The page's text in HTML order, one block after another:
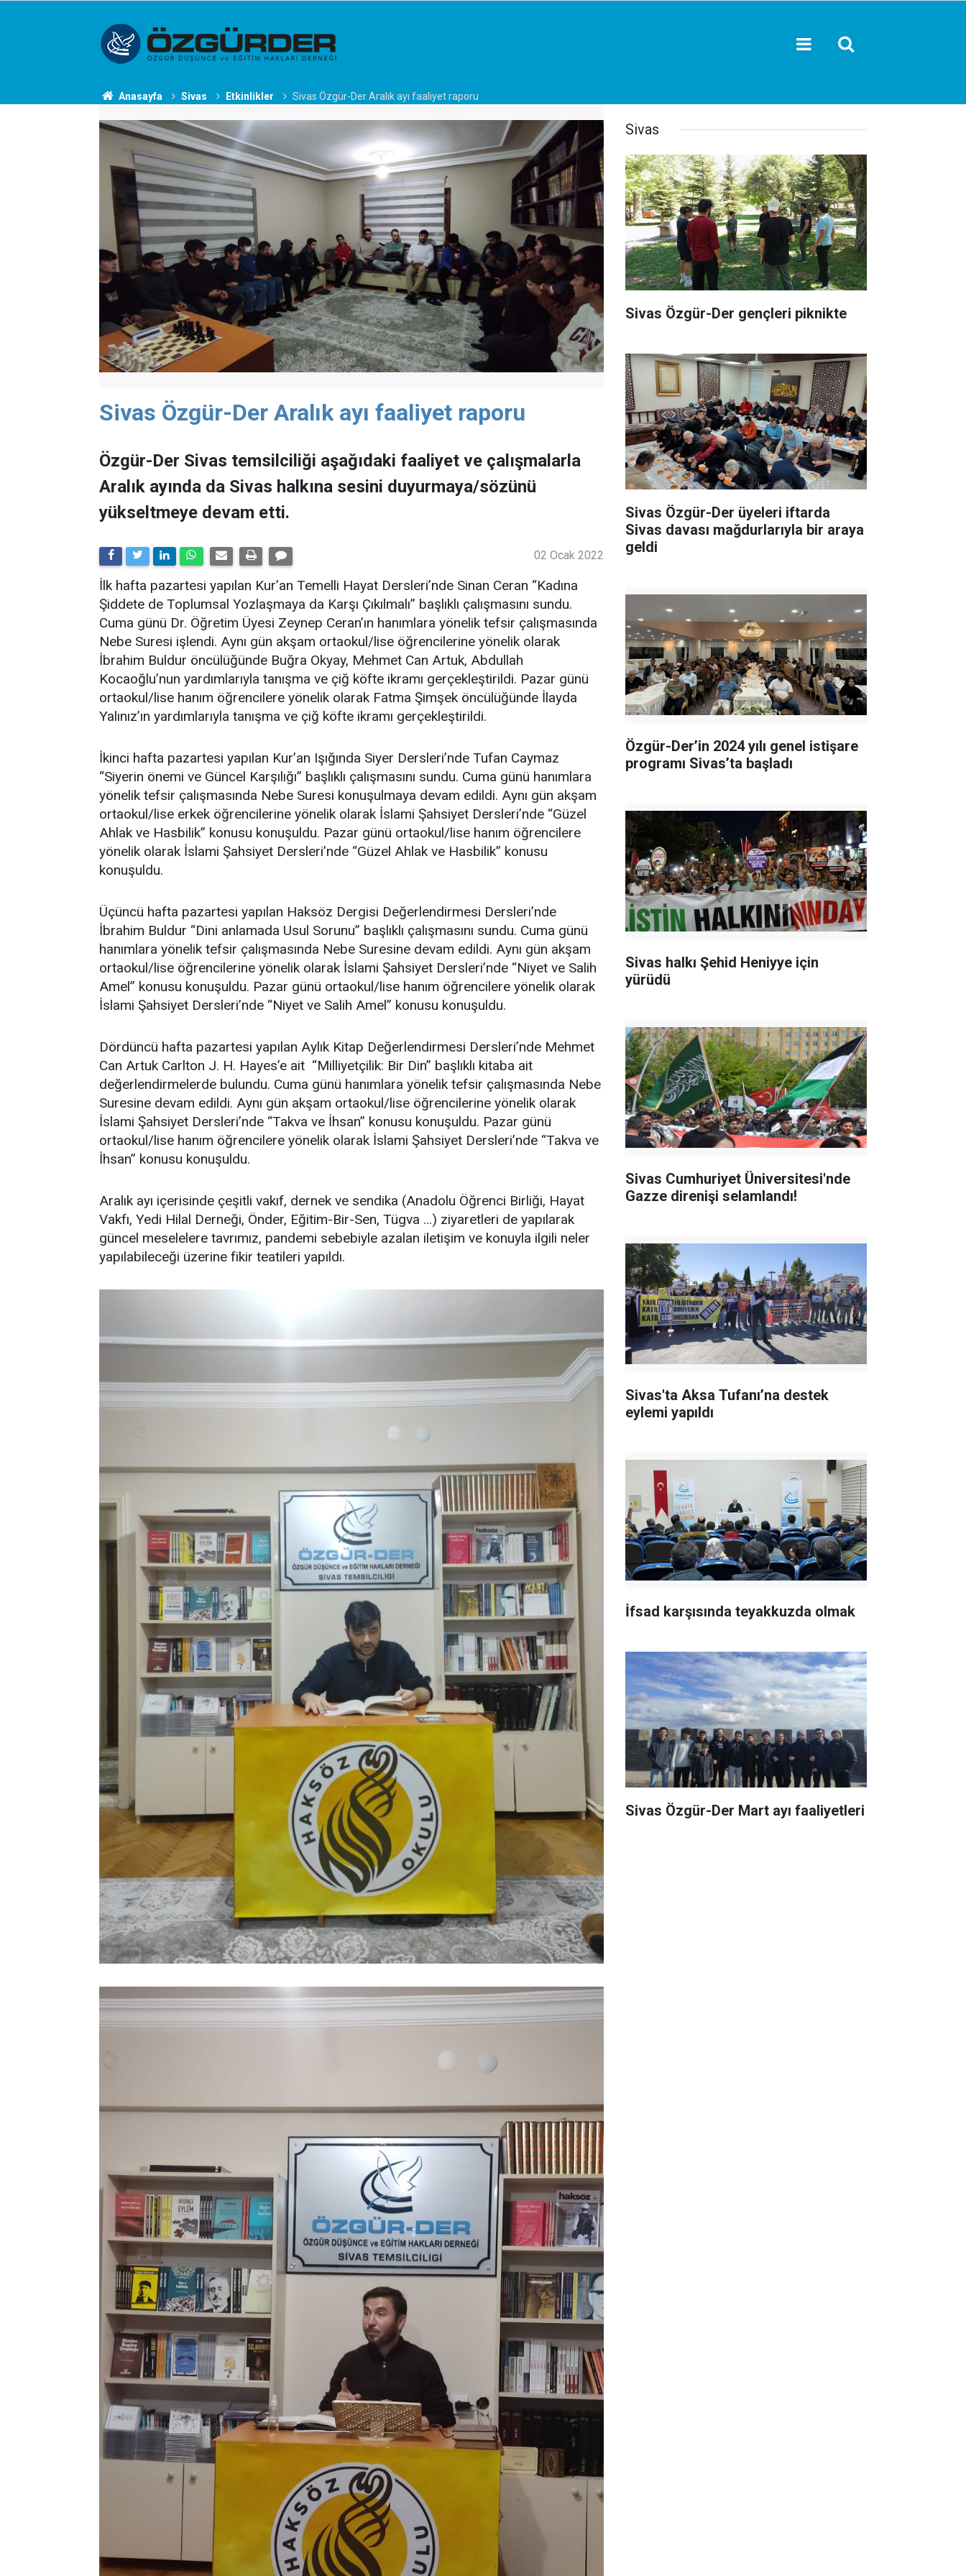
Anasayfa Sivas Etkinlikler Sivas Özgür-Der Aralık ayı faaliyet raporu
Sivas Özgür-Der Aralık ayı faaliyet raporu
Özgür-Der Sivas temsilciliği aşağıdaki faaliyet ve çalışmalarla
Aralık ayında da Sivas halkına sesini duyurmaya/sözünü
yükseltmeye devam etti.
02 Ocak 2022
İlk hafta pazartesi yapılan Kur’an Temelli Hayat Dersleri’nde Sinan Ceran “Kadına
Şiddete de Toplumsal Yozlaşmaya da Karşı Çıkılmalı” başlıklı çalışmasını sundu.
Cuma günü Dr. Öğretim Üyesi Zeynep Ceran’ın hanımlara yönelik tefsir çalışmasında
Nebe Suresi işlendi. Aynı gün akşam ortaokul/lise öğrencilerine yönelik olarak
İbrahim Buldur öncülüğünde Buğra Okyay, Mehmet Can Artuk, Abdullah
Kocaoğlu’nun yardımlarıyla tanışma ve çiğ köfte ikramı gerçekleştirildi. Pazar günü
ortaokul/lise hanım öğrencilere yönelik olarak Fatma Şimşek öncülüğünde İlayda
Yalınız’ın yardımlarıyla tanışma ve çiğ köfte ikramı gerçekleştirildi.
İkinci hafta pazartesi yapılan Kur’an Işığında Siyer Dersleri’nde Tufan Caymaz
“Siyerin önemi ve Güncel Karşılığı” başlıklı çalışmasını sundu. Cuma günü hanımlara
yönelik tefsir çalışmasında Nebe Suresi konuşulmaya devam edildi. Aynı gün akşam
ortaokul/lise erkek öğrencilerine yönelik olarak İslami Şahsiyet Dersleri’nde “Güzel
Ahlak ve Hasbilik” konusu konuşuldu. Pazar günü ortaokul/lise hanım öğrencilere
yönelik olarak İslami Şahsiyet Dersleri’nde “Güzel Ahlak ve Hasbilik” konusu
konuşuldu.
Üçüncü hafta pazartesi yapılan Haksöz Dergisi Değerlendirmesi Dersleri’nde
İbrahim Buldur “Dini anlamada Usul Sorunu” başlıklı çalışmasını sundu. Cuma günü
hanımlara yönelik tefsir çalışmasında Nebe Suresine devam edildi. Aynı gün akşam
ortaokul/lise öğrencilerine yönelik olarak İslami Şahsiyet Dersleri’nde “Niyet ve Salih
Amel” konusu konuşuldu. Pazar günü ortaokul/lise hanım öğrencilere yönelik olarak
İslami Şahsiyet Dersleri’nde “Niyet ve Salih Amel” konusu konuşuldu.
Dördüncü hafta pazartesi yapılan Aylık Kitap Değerlendirmesi Dersleri’nde Mehmet
Can Artuk Carlton J. H. Hayes’e ait “Milliyetçilik: Bir Din” başlıklı kitaba ait
değerlendirmelerde bulundu. Cuma günü hanımlara yönelik tefsir çalışmasında Nebe
Suresine devam edildi. Aynı gün akşam ortaokul/lise öğrencilerine yönelik olarak
İslami Şahsiyet Dersleri’nde “Takva ve İhsan” konusu konuşuldu. Pazar günü
ortaokul/lise hanım öğrencilere yönelik olarak İslami Şahsiyet Dersleri’nde “Takva ve
İhsan” konusu konuşuldu.
Aralık ayı içerisinde çeşitli vakıf, dernek ve sendika (Anadolu Öğrenci Birliği, Hayat
Vakfı, Yedi Hilal Derneği, Önder, Eğitim-Bir-Sen, Tügva …) ziyaretleri de yapılarak
güncel meselelere tavrımız, pandemi sebebiyle azalan iletişim ve konuyla ilgili neler
yapılabileceği üzerine fikir teatileri yapıldı.
Sivas
Sivas Özgür-Der gençleri piknikte
Sivas Özgür-Der üyeleri iftarda
Sivas davası mağdurlarıyla bir araya
geldi
Özgür-Der’in 2024 yılı genel istişare
programı Sivas’ta başladı
Sivas halkı Şehid Heniyye için
yürüdü
Sivas Cumhuriyet Üniversitesi'nde
Gazze direnişi selamlandı!
Sivas'ta Aksa Tufanı’na destek
eylemi yapıldı
İfsad karşısında teyakkuzda olmak
Sivas Özgür-Der Mart ayı faaliyetleri